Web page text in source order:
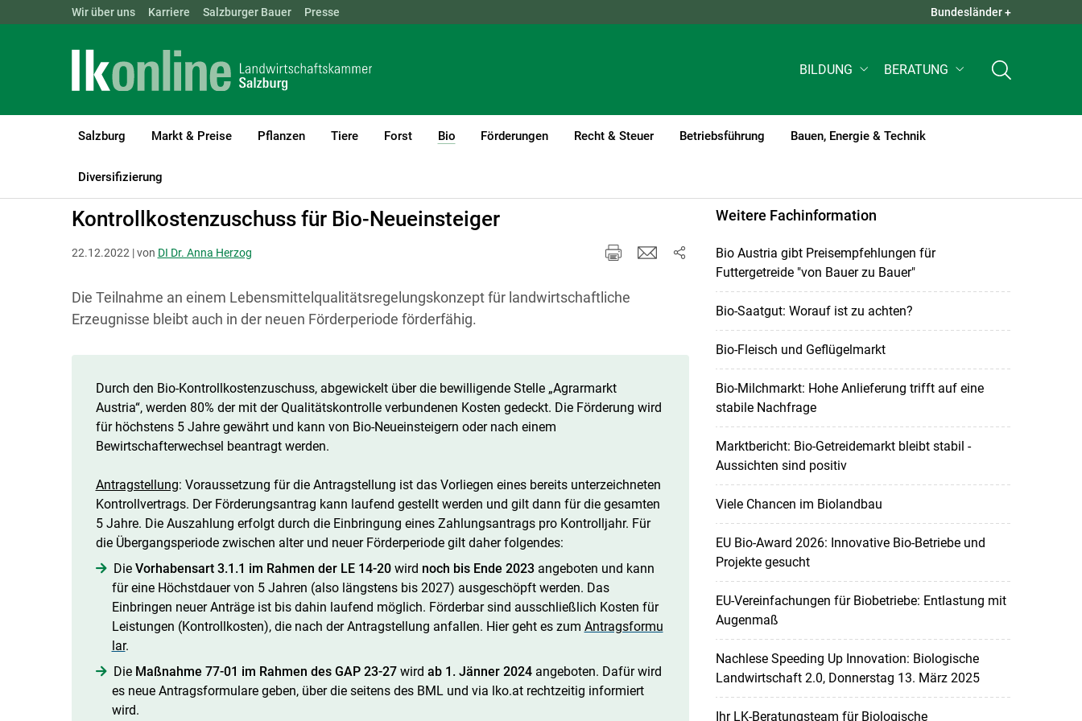
Landwirtschaftskammern: ÖSTERREICH BGLD KTN QUICK LINKS +
Wir über uns Karriere Salzburger Bauer Presse Bundesländer +
BILDUNG BERATUNG
Salzburg Markt & Preise Pflanzen Tiere Forst Bio
(current)1
Förderungen Recht & Steuer Betriebsführung Bauen, Energie & Technik
Diversifizierung
LK Salzburg Bio
Kontrollkostenzuschuss für Bio-Neueinsteiger
22.12.2022 | von DI Dr. Anna Herzog
Die Teilnahme an einem Lebensmittelqualitätsregelungskonzept für landwirtschaftliche
Erzeugnisse bleibt auch in der neuen Förderperiode förderfähig.
Durch den Bio-Kontrollkostenzuschuss, abgewickelt über die bewilligende Stelle „Agrarmarkt
Austria“, werden 80% der mit der Qualitätskontrolle verbundenen Kosten gedeckt. Die Förderung wird
für höchstens 5 Jahre gewährt und kann von Bio-Neueinsteigern oder nach einem
Bewirtschafterwechsel beantragt werden.
Antragstellung: Voraussetzung für die Antragstellung ist das Vorliegen eines bereits unterzeichneten
Kontrollvertrags. Der Förderungsantrag kann laufend gestellt werden und gilt dann für die gesamten
5 Jahre. Die Auszahlung erfolgt durch die Einbringung eines Zahlungsantrags pro Kontrolljahr. Für
die Übergangsperiode zwischen alter und neuer Förderperiode gilt daher folgendes:
Die Vorhabensart 3.1.1 im Rahmen der LE 14-20wird noch bis Ende 2023 angeboten und kann
für eine Höchstdauer von 5 Jahren (also längstens bis 2027) ausgeschöpft werden. Das
Einbringen neuer Anträge ist bis dahin laufend möglich. Förderbar sind ausschließlich Kosten für
Leistungen (Kontrollkosten), die nach der Antragstellung anfallen. Hier geht es zum Antragsformu
lar.
Die Maßnahme 77-01 im Rahmen des GAP 23-27wird ab 1. Jänner 2024angeboten. Dafür wird
es neue Antragsformulare geben, über die seitens des BML und via lko.at rechtzeitig informiert
wird.
Weitere Fachinformation
Bio Austria gibt Preisempfehlungen für
Futtergetreide "von Bauer zu Bauer"
Bio-Saatgut: Worauf ist zu achten?
Bio-Fleisch und Geflügelmarkt
Bio-Milchmarkt: Hohe Anlieferung trifft auf eine
stabile Nachfrage
Marktbericht: Bio-Getreidemarkt bleibt stabil -
Aussichten sind positiv
Viele Chancen im Biolandbau
EU Bio-Award 2026: Innovative Bio-Betriebe und
Projekte gesucht
EU-Verein­fachungen für Biobetriebe: Entlastung mit
Augenmaß
Nachlese Speeding Up Innovation: Biologische
Landwirtschaft 2.0, Donnerstag 13. März 2025
Ihr LK-Beratungsteam für Biologische